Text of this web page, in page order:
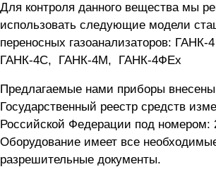
Для контроля данного вещества мы
использовать следующие модели
переносных газоанализаторов: ГАНК-
ГАНК-4C, ГАНК-4М, ГАНК-4ФEx
Предлагаемые нами приборы
Государственный реестр средств
Российской Федерации под номером:
Оборудование имеет все
разрешительные документы.